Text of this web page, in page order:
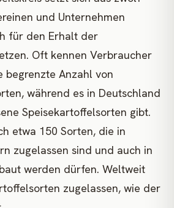
und Unternehmen
für den Erhalt der
Oft kennen Verbraucher
begrenzte Anzahl von
während es in Deutschland
Speisekartoffelsorten gibt.
etwa 150 Sorten, die in
zugelassen sind und auch in
werden dürfen. Weltweit
zugelassen, wie der